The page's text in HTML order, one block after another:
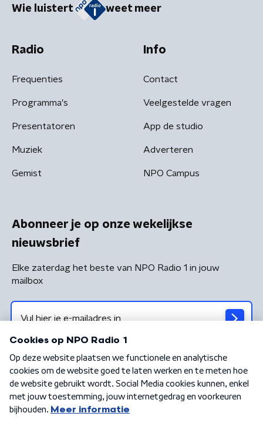
Wie luistert weet meer
Radio
Frequenties
Programma's
Presentatoren
Muziek
Gemist
Info
Contact
Veelgestelde vragen
App de studio
Adverteren
NPO Campus
Abonneer je op onze wekelijkse
nieuwsbrief
Elke zaterdag het beste van NPO Radio 1 in jouw
mailbox
Algemene voorwaarden